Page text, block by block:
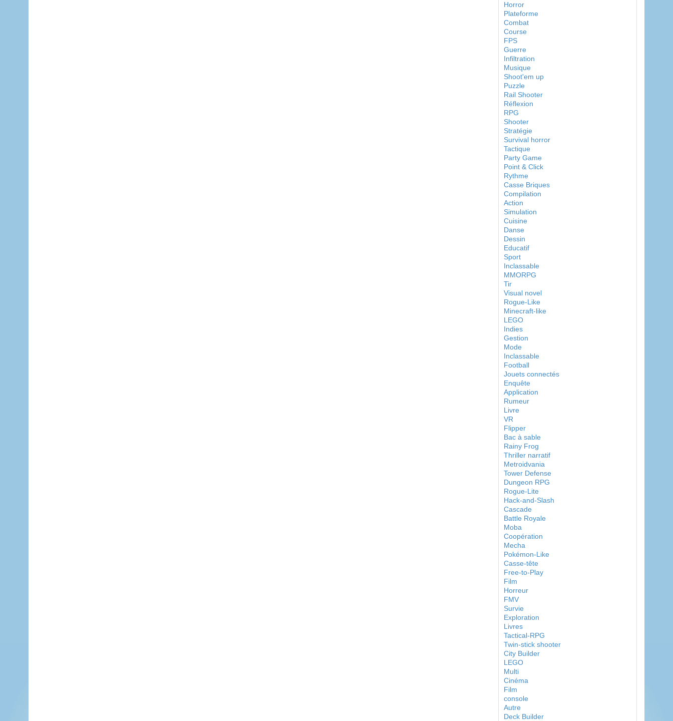
Horror
Plateforme
Combat
Course
FPS
Guerre
Infiltration
Musique
Shoot'em up
Puzzle
Rail Shooter
Réflexion
RPG
Shooter
Stratégie
Survival horror
Tactique
Party Game
Point & Click
Rythme
Casse Briques
Compilation
Action
Simulation
Cuisine
Danse
Dessin
Educatif
Sport
Inclassable
MMORPG
Tir
Visual novel
Rogue-Like
Minecraft-like
LEGO
Indies
Gestion
Mode
Inclassable
Football
Jouets connectés
Enquête
Application
Rumeur
Livre
VR
Flipper
Bac à sable
Rainy Frog
Thriller narratif
Metroidvania
Tower Defense
Dungeon RPG
Rogue-Lite
Hack-and-Slash
Cascade
Battle Royale
Moba
Coopération
Mecha
Pokémon-Like
Casse-tête
Free-to-Play
Film
Horreur
FMV
Survie
Exploration
Livres
Tactical-RPG
Twin-stick shooter
City Builder
LEGO
Multi
Cinéma
Film
console
Autre
Deck Builder